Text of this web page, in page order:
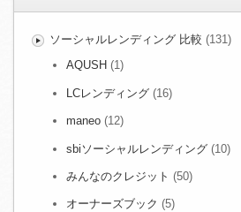
ソーシャルレンディング 比較 (131)
AQUSH (1)
LCレンディング (16)
maneo (12)
sbiソーシャルレンディング (10)
みんなのクレジット (50)
オーナーズブック (5)